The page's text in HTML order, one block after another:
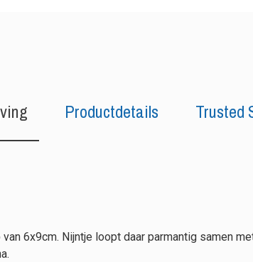
Productdetails Trusted
6x9cm. Nijntje loopt daar parmantig samen